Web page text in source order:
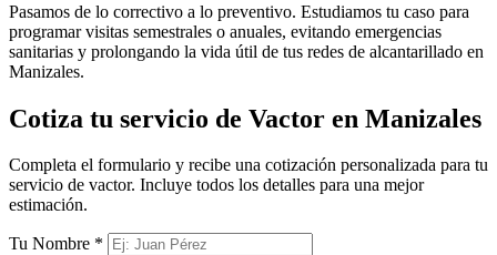
Pasamos de lo correctivo a lo preventivo. Estudiamos tu caso para
programar visitas semestrales o anuales, evitando emergencias
sanitarias y prolongando la vida útil de tus redes de alcantarillado en
Manizales.
Cotiza tu servicio de Vactor en Manizales
Completa el formulario y recibe una cotización personalizada para tu
servicio de vactor. Incluye todos los detalles para una mejor
estimación.
Tu Nombre *